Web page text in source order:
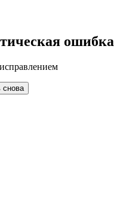
ошибка
снова